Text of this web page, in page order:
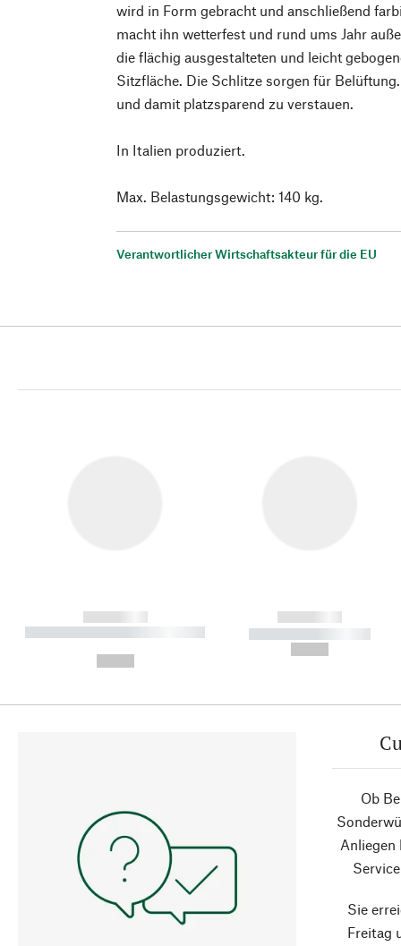
wird in Form gebracht und anschließend
macht ihn wetterfest und rund ums Jahr
die flächig ausgestalteten und leicht
Sitzfläche. Die Schlitze sorgen für
und damit platzsparend zu verstauen.
In Italien produziert.
Max. Belastungsgewicht: 140 kg.
Verantwortlicher Wirtschaftsakteur für die EU
------------
----------- ----------- ----------
------------
----------- -----------
Ob
Anliegen
Sie
Freitag